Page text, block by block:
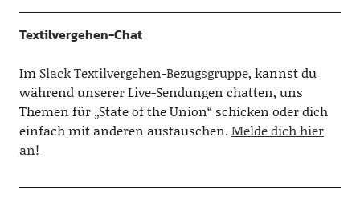
Textilvergehen-Chat
Im Slack Textilvergehen-Bezugsgruppe, kannst du
während unserer Live-Sendungen chatten, uns
Themen für „State of the Union“ schicken oder dich
einfach mit anderen austauschen.Melde dich hier
an!